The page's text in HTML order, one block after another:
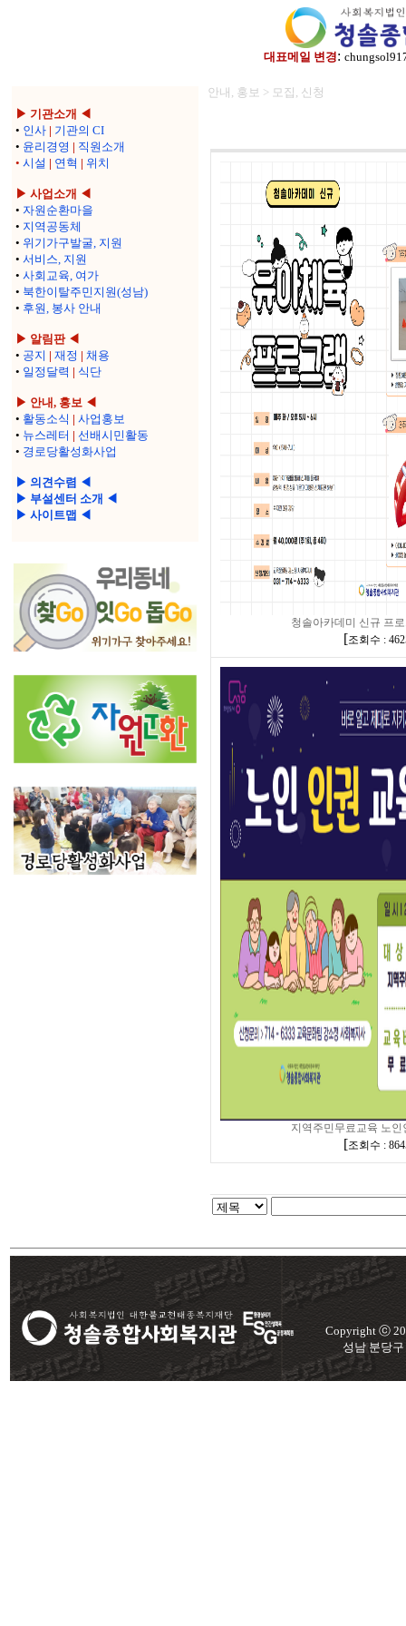
대표메일 변경:
▶ 기관소개 ◀
• 인사 | 기관의 CI
• 윤리경영 | 직원소개
• 시설 | 연혁 | 위치
▶ 사업소개 ◀
• 자원순환마을
• 지역공동체
• 위기가구발굴, 지원
• 서비스, 지원
• 사회교육, 여가
• 북한이탈주민지원(성남)
• 후원, 봉사 안내
▶ 알림판 ◀
• 공지 | 재정 | 채용
• 일정달력 | 식단
▶ 안내, 홍보 ◀
• 활동소식 | 사업홍보
• 뉴스레터 | 선배시민활동
• 경로당활성화사업
▶ 의견수렴 ◀
▶ 부설센터 소개 ◀
▶ 사이트맵 ◀
안내, 홍보 > 모집, 신청
청솔아카데미 신규 프
[조회수 :
지역주민무료교육 노인
[조회수 :
Copyright ⓒ
성남 분당구